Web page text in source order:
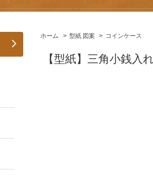
ホーム > 型紙 図案 > コインケース
【型紙】三角小銭入